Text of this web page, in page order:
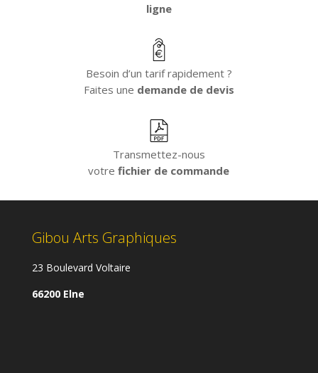
ligne
Besoin d’un tarif rapidement ?
Faites une demande de devis
Transmettez-nous
votrefichier de commande
Gibou Arts Graphiques
23 Boulevard Voltaire
66200 Elne